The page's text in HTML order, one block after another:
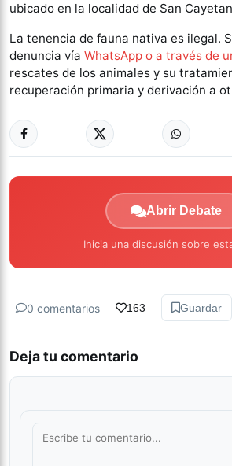
ubicado en la localidad de San
La tenencia de fauna nativa es ilegal.
denuncia vía WhatsApp o a través de
rescates de los animales y su
recuperación primaria y derivación a
Abrir Debate
Inicia una discusión sobre
0 comentarios 163 Guardar
Deja tu comentario